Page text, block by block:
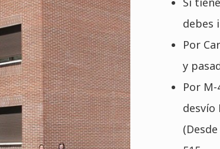
debes
Por
y
Por M-
desvío